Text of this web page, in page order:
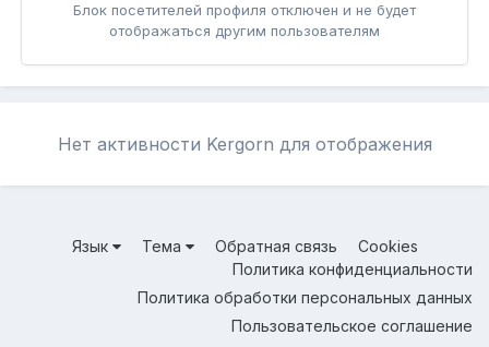
Блок посетителей профиля отключен и не будет
отображаться другим пользователям
Нет активности Kergorn для отображения
Язык Тема Обратная связь
Cookies
Политика конфиденциальности
Политика обработки персональных данных
Пользовательское соглашение